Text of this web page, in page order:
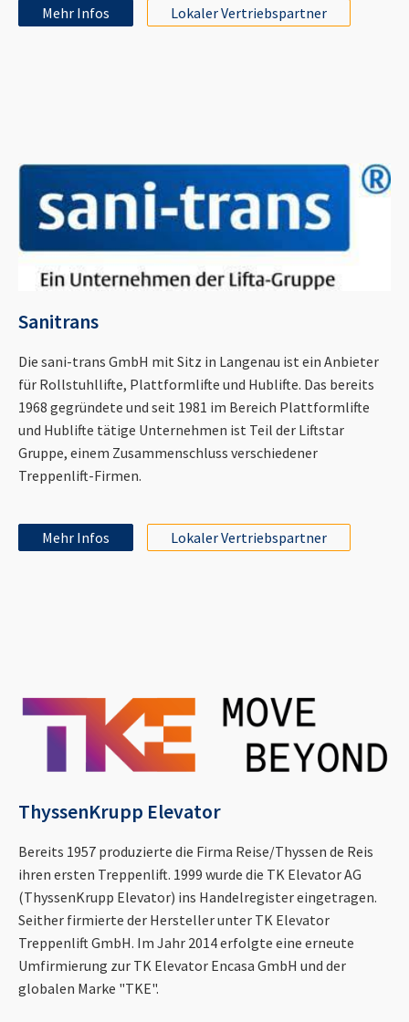
Mehr Infos Lokaler Vertriebspartner
Sanitrans
Die sani-trans GmbH mit Sitz in Langenau ist ein Anbieter
für Rollstuhllifte, Plattformlifte und Hublifte. Das bereits
1968 gegründete und seit 1981 im Bereich Plattformlifte
und Hublifte tätige Unternehmen ist Teil der Liftstar
Gruppe, einem Zusammenschluss verschiedener
Treppenlift-Firmen.
Mehr Infos Lokaler Vertriebspartner
ThyssenKrupp Elevator
Bereits 1957 produzierte die Firma Reise/Thyssen de Reis
ihren ersten Treppenlift. 1999 wurde die TK Elevator AG
(ThyssenKrupp Elevator) ins Handelregister eingetragen.
Seither firmierte der Hersteller unter TK Elevator
Treppenlift GmbH. Im Jahr 2014 erfolgte eine erneute
Umfirmierung zur TK Elevator Encasa GmbH und der
globalen Marke "TKE".